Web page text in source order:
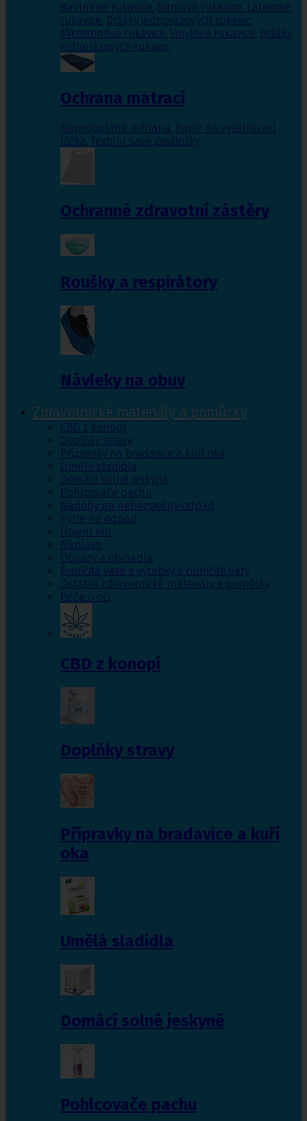
Bavlněné rukavice, Nitrilové rukavice, Latexové
rukavice, Držáky jednorázových rukavic,
Mikrotenové rukavice, Vinylové rukavice, Držáky
jednorázových rukavic
Ochrana matrací
Nepropustná ochrana, Papír na vyšetřovací
lůžka, Textilní savé podložky
Ochranné zdravotní zástěry
Roušky a respirátory
Návleky na obuv
Zdravotnické materiály a pomůcky
CBD z konopí
Doplňky stravy
Přípravky na bradavice a kuří oka
Umělá sladidla
Domácí solné jeskyně
Pohlcovače pachu
Nádoby na nebezpečný odpad
Pytle na odpad
Hojení ran
Náplasti
Obvazy a obinadla
Buničitá vata a výrobky z buničité vaty
Ostatní zdravotnické materiály a pomůcky
Péče o oči
CBD z konopí
Doplňky stravy
Přípravky na bradavice a kuří
oka
Umělá sladidla
Domácí solné jeskyně
Pohlcovače pachu